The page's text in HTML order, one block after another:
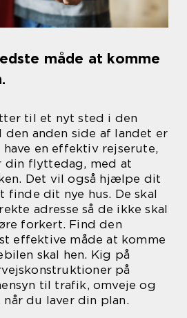
måde at komme
til et nyt sted i den
den anden side af landet er
en effektiv rejserute,
din flyttedag, med at
Det vil også hjælpe dit
dit nye hus. De skal
adresse så de ikke skal
forkert. Find den
effektive måde at komme
skal hen. Kig på
på
til trafik, omveje og
du laver din plan.